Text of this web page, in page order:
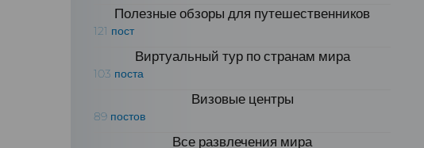
Полезные обзоры для путешественников
121 пост
Виртуальный тур по странам мира
103 поста
Визовые центры
89 постов
Все развлечения мира